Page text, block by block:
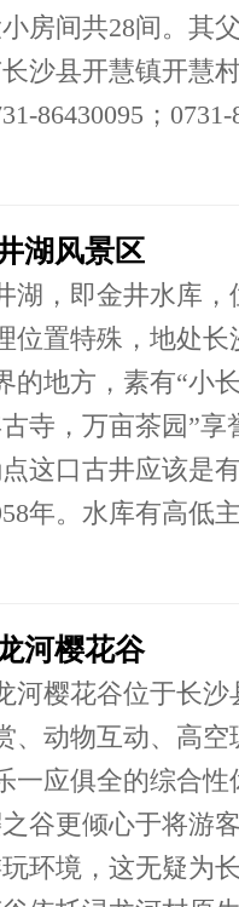
房间共28间。其
沙县开慧镇开慧
86430095；
湖风景区
湖，即金井水库
位置特殊，地处
的地方，素有“小
寺，万亩茶园”
这口古井应该是
年。水库有高低
河樱花谷
河樱花谷位于长
、动物互动、高
一应俱全的综合
谷更倾心于将游
环境，这无疑为